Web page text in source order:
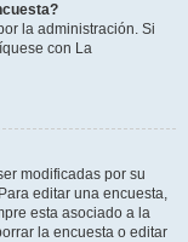
la administración. Si
con La
modificadas por su
editar una encuesta,
esta asociado a la
la encuesta o editar